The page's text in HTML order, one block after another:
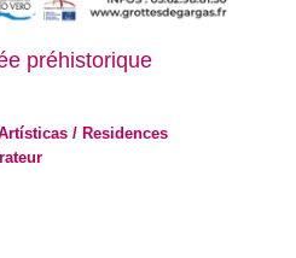
préhistorique
/ Residences